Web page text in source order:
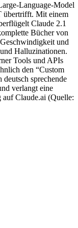
Language-Model
übertrifft. Mit einem
Claude 2.1
Bücher von
und
Halluzinationen.
Tools und APIs
den “Custom
sprechende
verlangt eine
auf Claude.ai (Quelle: